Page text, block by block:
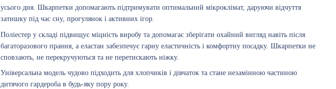
усього дня. Шкарпетки допомагають підтримувати оптимальний мікроклімат, даруючи відчуття
затишку під час сну, прогулянок і активних ігор.
Поліестер у складі підвищує міцність виробу та допомагає зберігати охайний вигляд навіть після
багаторазового прання, а еластан забезпечує гарну еластичність і комфортну посадку. Шкарпетки не
сповзають, не перекручуються та не перетискають ніжку.
Універсальна модель чудово підходить для хлопчиків і дівчаток та стане незамінною частиною
дитячого гардероба в будь-яку пору року.